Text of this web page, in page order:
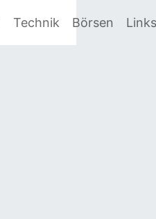
Technik Börsen Links